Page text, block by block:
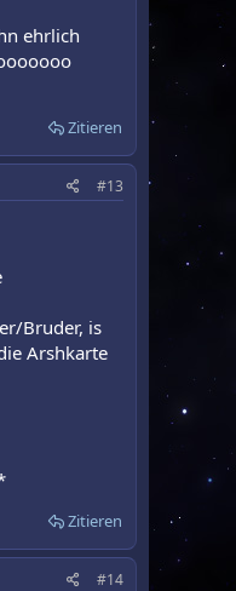
ehrlich
Zitieren
#13
Bruder, is
Arshkarte
Zitieren
#14